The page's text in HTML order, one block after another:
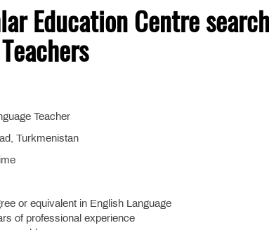
Education Centre
Teacher
Turkmenistan
or equivalent in English Language
of professional experience